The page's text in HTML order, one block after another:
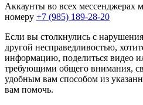
Аккаунты во всех мессенджерах
номеру +7 (985) 189-28-20
Если вы столкнулись с
другой несправедливостью,
информацию, поделиться видео
требующими общего внимания,
удобным вам способом из
вам помочь.